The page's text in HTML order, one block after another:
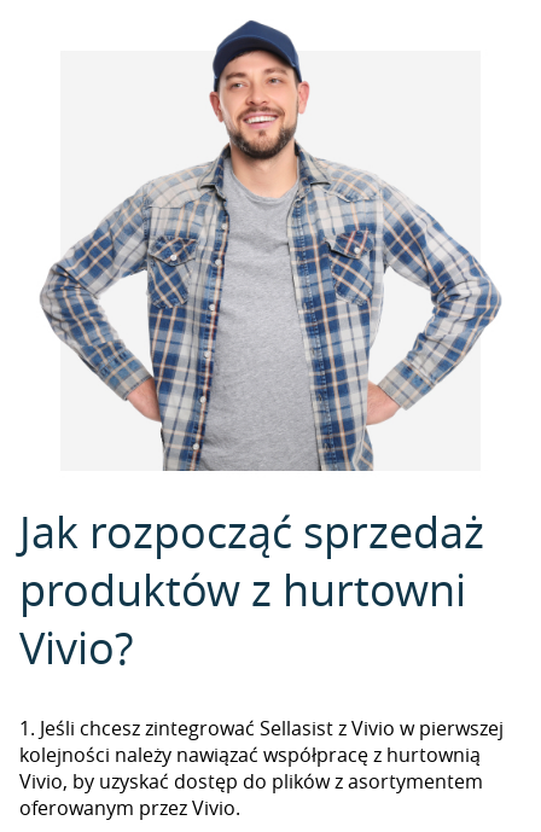
Jak rozpocząć sprzedaż
produktów z hurtowni
Vivio?
1. Jeśli chcesz zintegrować Sellasist z Vivio w pierwszej
kolejności należy nawiązać współpracę z hurtownią
Vivio, by uzyskać dostęp do plików z asortymentem
oferowanym przez Vivio.